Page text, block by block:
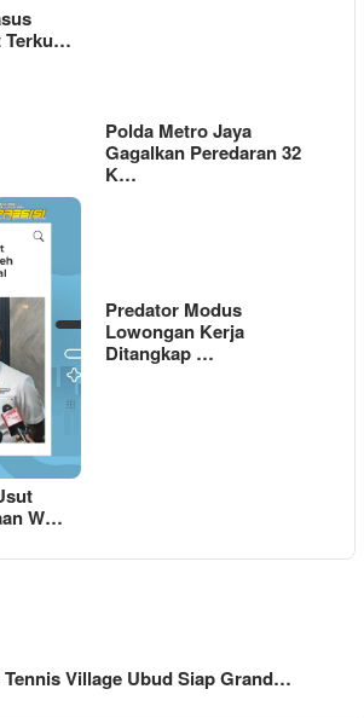
Terku…
Polda Metro Jaya
Gagalkan Peredaran 32
K…
W…
Predator Modus
Lowongan Kerja
Ditangkap …
Tennis Village Ubud Siap Grand…